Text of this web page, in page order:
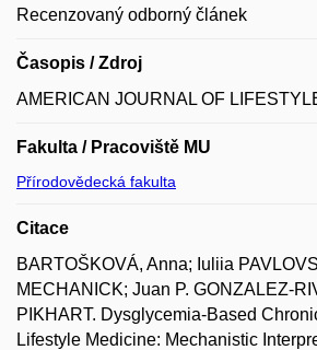
Recenzovaný odborný článek
Časopis / Zdroj
AMERICAN JOURNAL OF
Fakulta / Pracoviště MU
Přírodovědecká fakulta
Citace
BARTOŠKOVÁ, Anna; Iuliia
MECHANICK; Juan P. GONZALEZ-
PIKHART. Dysglycemia-Based
Lifestyle Medicine: Mechanistic